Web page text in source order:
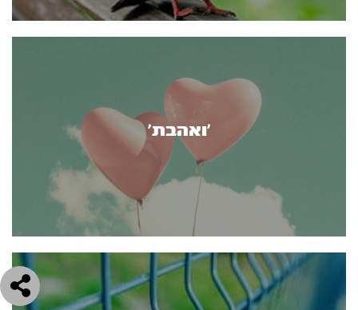
’ואהבת’